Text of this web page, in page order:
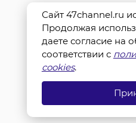
Сайт 47channel.ru
Продолжая
даете согласие на
соответствии с
cookies.